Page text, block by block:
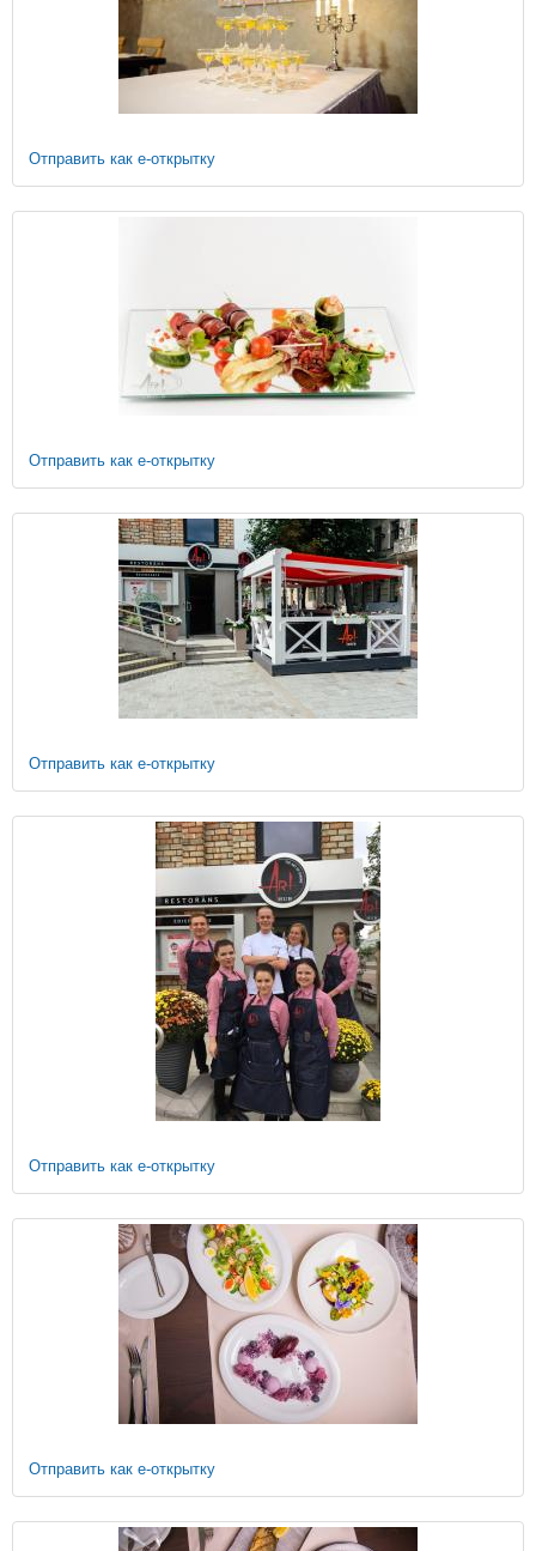
Отправить как е-открытку
Отправить как е-открытку
Отправить как е-открытку
Отправить как е-открытку
Отправить как е-открытку